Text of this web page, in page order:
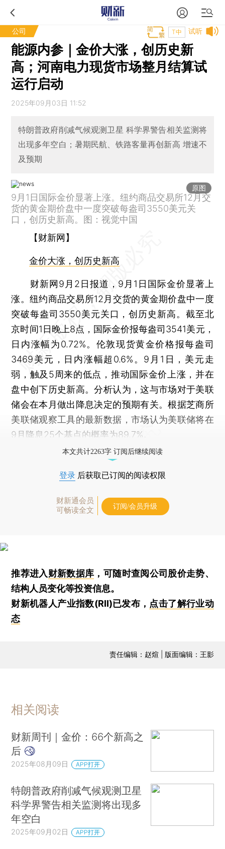
公司 试听
T中
能源内参｜金价大涨，创历史新
高；河南电力现货市场整月结算试
运行启动
2025年09月03日 11:52
特朗普政府削减气候观测卫星 科学界警告相关监测将
出现多年空白；暑期民航、铁路客量再创新高 增速不
及预期
原图
9月1日国际金价显著上涨。纽约商品交易所12月交
货的黄金期价盘中一度突破每盎司3550美元关
口，创历史新高。图：视觉中国
【财新网】
金价大涨，创历史新高
财新网9月2日报道，9月1日国际金价显著上
涨。纽约商品交易所12月交货的黄金期价盘中一度
突破每盎司3550美元关口，创历史新高。截至北
京时间1日晚上8点，国际金价报每盎司3541美元，
日内涨幅为0.72%。伦敦现货黄金价格报每盎司
3469美元，日内涨幅超0.6%。9月1日，美元走
弱，触及5周来的低点，推动国际金价上涨，并在
盘中创下历史新高。分析认为，这与市场对于美联
储会在本月做出降息决定的预期有关。根据芝商所
美联储观察工具的最新数据，市场认为美联储将在
9月降息25个基点的概率为89.7%。
本文共计2263字 订阅后继续阅读
登录 后获取已订阅的阅读权限
财新通会员
可畅读全文
订阅/会员升级
推荐进入财新数据库 ，可随时查阅公司股价走势、
结构人员变化等投资信息。
财新机器人产业指数(RII)已发布， 点击了解行业动
态
责任编辑：赵煊 | 版面编辑：王影
相关阅读
财新周刊｜金价：66个新高之
后
2025年08月09日 APP打开
特朗普政府削减气候观测卫星
科学界警告相关监测将出现多
年空白
2025年09月02日 APP打开